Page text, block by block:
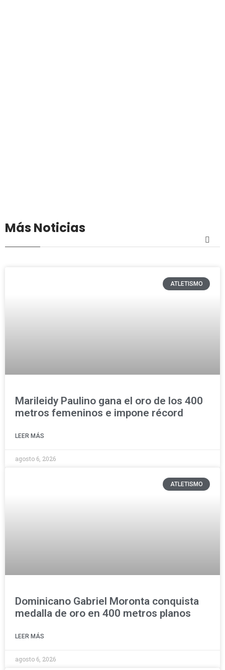
Más Noticias
ATLETISMO
Marileidy Paulino gana el oro de los 400
metros femeninos e impone récord
LEER MÁS
agosto 6, 2026
ATLETISMO
Dominicano Gabriel Moronta conquista
medalla de oro en 400 metros planos
LEER MÁS
agosto 6, 2026